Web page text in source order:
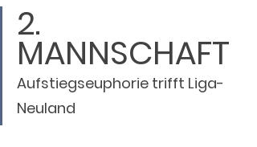
2.
MANNSCHAFT
Aufstiegseuphorie trifft Liga-
Neuland